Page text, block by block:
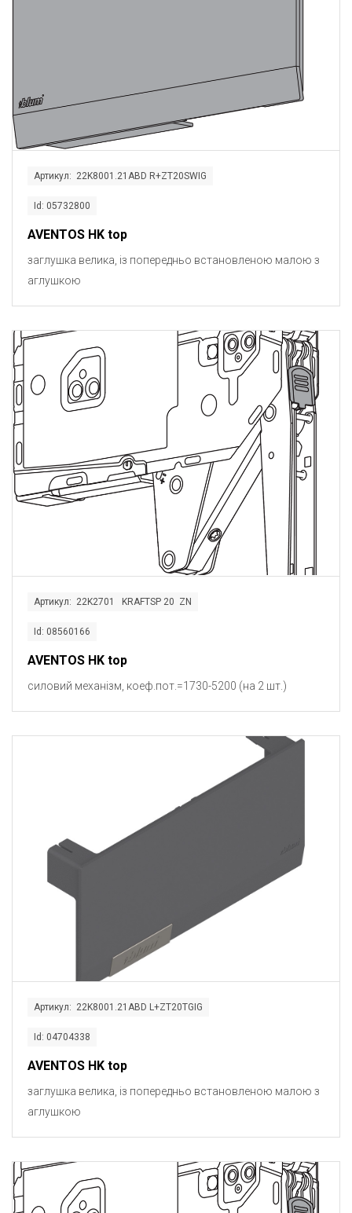
Артикул: 22K8001.21ABD R+ZT20SWIG
Id: 05732800
AVENTOS HK top
заглушка велика, із попередньо встановленою малою з
аглушкою
Артикул: 22K2701 KRAFTSP 20 ZN
Id: 08560166
AVENTOS HK top
силовий механізм, коеф.пот.=1730-5200 (на 2 шт.)
Артикул: 22K8001.21ABD L+ZT20TGIG
Id: 04704338
AVENTOS HK top
заглушка велика, із попередньо встановленою малою з
аглушкою